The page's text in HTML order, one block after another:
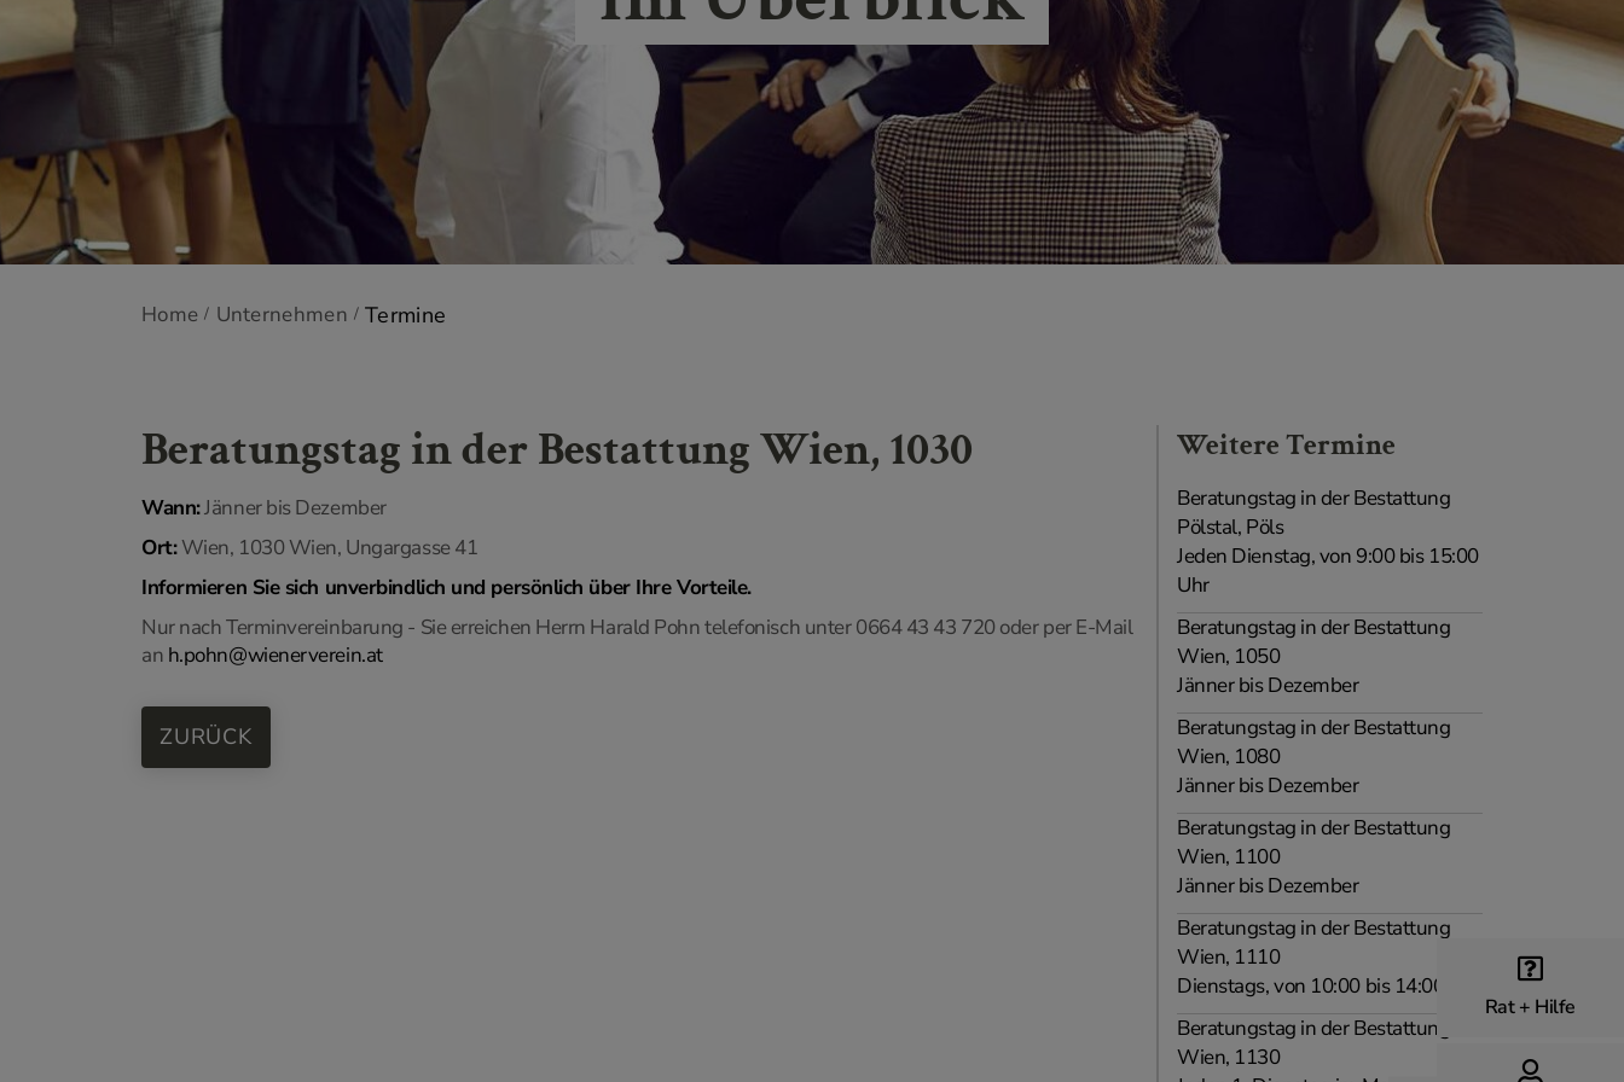
Rat + Hilfe
Home / Unternehmen / Termine
Beratungstag in der Bestattung Wien, 1030
Wann:Jänner bis Dezember
Ort:Wien, 1030 Wien, Ungargasse 41
Informieren Sie sich unverbindlich und persönlich über Ihre Vorteile.
Nur nach Terminvereinbarung - Sie erreichen Herrn Harald Pohn telefonisch unter 0664 43 43 720 oder per E-Mail
an h.pohn@wienerverein.at
ZURÜCK
Weitere Termine
Beratungstag in der Bestattung
Pölstal, Pöls
Jeden Dienstag, von 9:00 bis 15:00
Uhr
Beratungstag in der Bestattung
Wien, 1050
Jänner bis Dezember
Beratungstag in der Bestattung
Wien, 1080
Jänner bis Dezember
Beratungstag in der Bestattung
Wien, 1100
Jänner bis Dezember
Beratungstag in der Bestattung
Wien, 1110
Dienstags, von 10:00 bis 14:00 Uhr
Beratungstag in der Bestattung
Wien, 1130